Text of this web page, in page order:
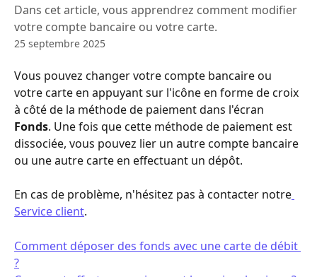
Dans cet article, vous apprendrez comment modifier
votre compte bancaire ou votre carte.
25 septembre 2025
Vous pouvez changer votre compte bancaire ou
votre carte en appuyant sur l'icône en forme de croix
à côté de la méthode de paiement dans l'écran
Fonds. Une fois que cette méthode de paiement est
dissociée, vous pouvez lier un autre compte bancaire
ou une autre carte en effectuant un dépôt.
En cas de problème, n'hésitez pas à contacter notre
Service client.
Comment déposer des fonds avec une carte de débit
?